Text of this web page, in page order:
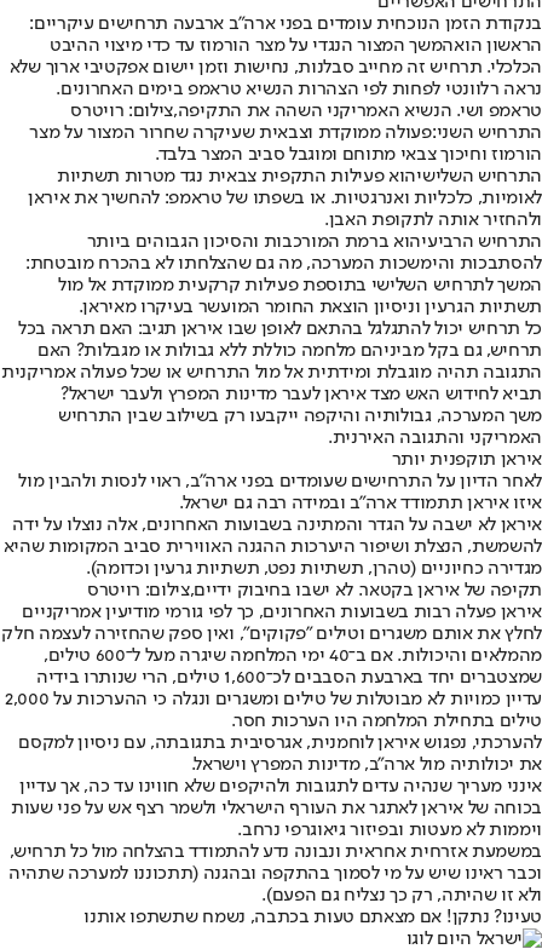
בנקודת הזמן הנוכחית עומדים בפני ארה"ב ארבעה תרחישים עיקריים:
הראשון הואהמשך המצור הנגדי על מצר הורמוז עד כדי מיצוי ההיבט
הכלכלי. תרחיש זה מחייב סבלנות, נחישות וזמן יישום אפקטיבי ארוך שלא
נראה רלוונטי לפחות לפי הצהרות הנשיא טראמפ בימים האחרונים.
טראמפ ושי. הנשיא האמריקני השהה את התקיפה,צילום: רויטרס
התרחיש השני:פעולה ממוקדת וצבאית שעיקרה שחרור המצור על מצר
הורמוז וחיכוך צבאי מתוחם ומוגבל סביב המצר בלבד.
התרחיש השלישיהוא פעילות התקפית צבאית נגד מטרות תשתיות
לאומיות, כלכליות ואנרגטיות. או בשפתו של טראמפ: להחשיך את איראן
ולהחזיר אותה לתקופת האבן.
התרחיש הרביעיהוא ברמת המורכבות והסיכון הגבוהים ביותר
להסתבכות והימשכות המערכה, מה גם שהצלחתו לא בהכרח מובטחת:
המשך לתרחיש השלישי בתוספת פעילות קרקעית ממוקדת אל מול
תשתיות הגרעין וניסיון הוצאת החומר המועשר בעיקרו מאיראן.
כל תרחיש יכול להתגלגל בהתאם לאופן שבו איראן תגיב: האם תראה בכל
תרחיש, גם בקל מביניהם מלחמה כוללת ללא גבולות או מגבלות? האם
התגובה תהיה מוגבלת ומידתית אל מול התרחיש או שכל פעולה אמריקנית
תביא לחידוש האש מצד איראן לעבר מדינות המפרץ ולעבר ישראל?
משך המערכה, גבולותיה והיקפה ייקבעו רק בשילוב שבין התרחיש
האמריקני והתגובה האירנית.
איראן תוקפנית יותר
לאחר הדיון על התרחישים שעומדים בפני ארה"ב, ראוי לנסות ולהבין מול
איזו איראן תתמודד ארה"ב ובמידה רבה גם ישראל.
איראן לא ישבה על הגדר והמתינה בשבועות האחרונים, אלה נוצלו על ידה
להשמשת, הנצלת ושיפור היערכות ההגנה האווירית סביב המקומות שהיא
מגדירה כחיוניים (טהרן, תשתיות נפט, תשתיות גרעין וכדומה).
תקיפה של איראן בקטאר. לא ישבו בחיבוק ידיים,צילום: רויטרס
איראן פעלה רבות בשבועות האחרונים, כך לפי גורמי מודיעין אמריקניים
לחלץ את אותם משגרים וטילים "פקוקים", ואין ספק שהחזירה לעצמה חלק
מהמלאים והיכולות. אם ב־40 ימי המלחמה שיגרה מעל ל־600 טילים,
שמצטברים יחד בארבעת הסבבים לכ־1,600 טילים, הרי שנותרו בידיה
עדיין כמויות לא מבוטלות של טילים ומשגרים ונגלה כי ההערכות על 2,000
טילים בתחילת המלחמה היו הערכות חסר.
להערכתי, נפגוש איראן לוחמנית, אגרסיבית בתגובתה, עם ניסיון למקסם
את יכולותיה מול ארה"ב, מדינות המפרץ וישראל.
אינני מעריך שנהיה עדים לתגובות ולהיקפים שלא חווינו עד כה, אך עדיין
בכוחה של איראן לאתגר את העורף הישראלי ולשמר רצף אש על פני שעות
ויממות לא מעטות ובפיזור גיאוגרפי נרחב.
במשמעת אזרחית אחראית ונבונה נדע להתמודד בהצלחה מול כל תרחיש,
וכבר ראינו שיש על מי לסמוך בהתקפה ובהגנה (תתכוננו למערכה שתהיה
ולא זו שהיתה, רק כך נצליח גם הפעם).
טעינו? נתקן! אם מצאתם טעות בכתבה, נשמח שתשתפו אותנו